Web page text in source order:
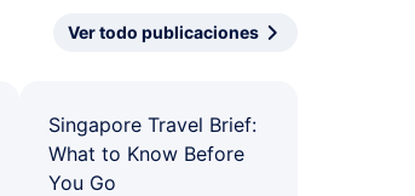
Ver todo publicaciones
Singapore Travel Brief:
What to Know Before
You Go